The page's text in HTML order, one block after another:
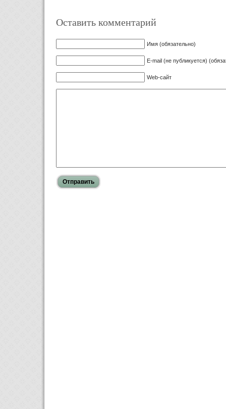
Оставить комментарий
Имя (обязательно)
E-mail (не публикуется)
Web-сайт